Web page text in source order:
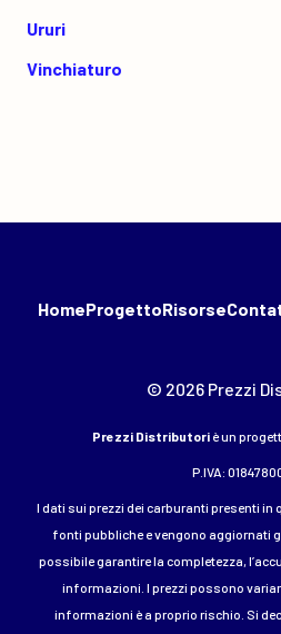
Ururi
Vinchiaturo
HomeProgettoRisorse
© 2026 Prezzi
Prezzi Distributori è un
P.IVA:
I dati sui prezzi dei carburanti presenti
fonti pubbliche e vengono aggiornati
possibile garantire la completezza,
informazioni. I prezzi possono
informazioni è a proprio rischio. Si